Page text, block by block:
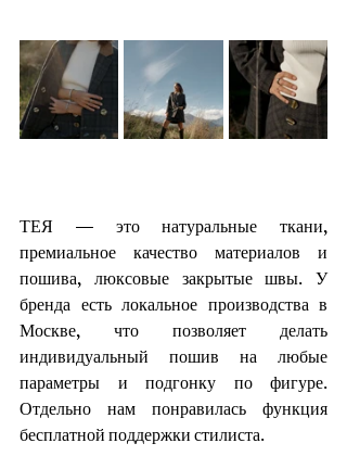
ТЕЯ — это натуральные ткани,
премиальное качество материалов и
пошива, люксовые закрытые швы. У
бренда есть локальное производства в
Москве, что позволяет делать
индивидуальный пошив на любые
параметры и подгонку по фигуре.
Отдельно нам понравилась функция
бесплатной поддержки стилиста.